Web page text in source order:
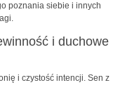
poznania siebie i innych
i duchowe
i czystość intencji. Sen z